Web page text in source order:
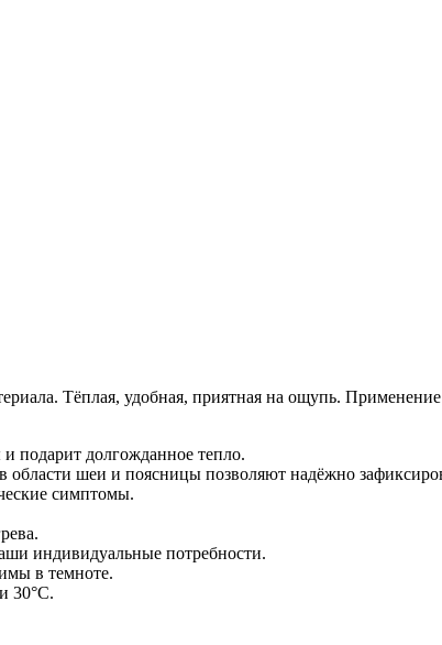
Тёплая, удобная, приятная на ощупь.
подарит долгожданное тепло.
шеи и поясницы позволяют надёжно
симптомы.
индивидуальные потребности.
в темноте.
30°С.